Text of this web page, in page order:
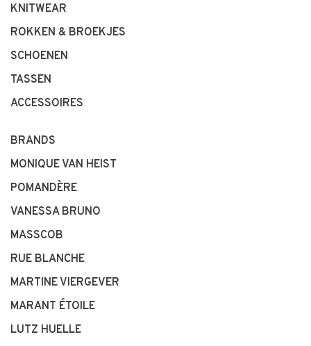
KNITWEAR
ROKKEN & BROEKJES
SCHOENEN
TASSEN
ACCESSOIRES
BRANDS
MONIQUE VAN HEIST
POMANDÈRE
VANESSA BRUNO
MASSCOB
RUE BLANCHE
MARTINE VIERGEVER
MARANT ÉTOILE
LUTZ HUELLE